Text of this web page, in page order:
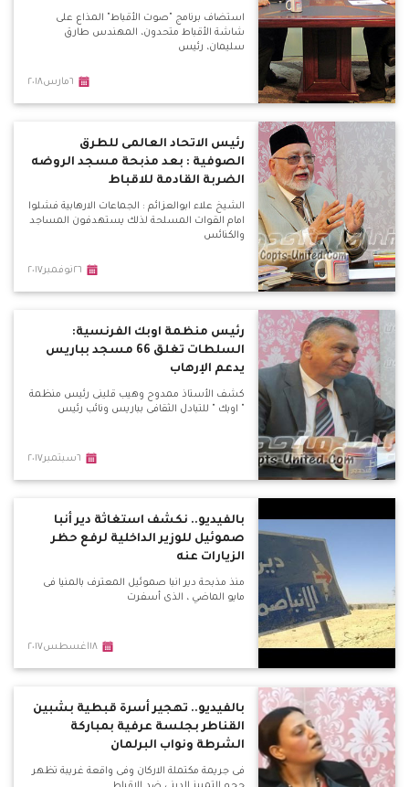
استضاف برنامج "صوت الأقباط" المذاع على
شاشة الأقباط متحدون، المهندس طارق
سليمان، رئيس
٦مارس٢٠١٨
رئيس الاتحاد العالمى للطرق
الصوفية : بعد مذبحة مسجد الروضه
الضربة القادمة للاقباط
الشيخ علاء ابوالعزائم : الجماعات الارهابية فشلوا
امام القوات المسلحة لذلك يستهدفون المساجد
والكنائس
٢٦نوفمبر٢٠١٧
رئيس منظمة اوبك الفرنسية:
السلطات تغلق 66 مسجد بباريس
يدعم الإرهاب
كشف الأستاذ ممدوح وهيب قلينى رئيس منظمة
" اوبك " للتبادل الثقافى بباريس ونائب رئيس
٦سبتمبر٢٠١٧
بالفيديو.. نكشف استغاثة دير أنبا
صموئيل للوزير الداخلية لرفع حظر
الزيارات عنه
منذ مذبحة دير انبا صموئيل المعترف بالمنيا فى
مايو الماضي ، الذى أسفرت
١٨اغسطس٢٠١٧
بالفيديو.. تهجير أسرة قبطية بشبين
القناطر بجلسة عرفية بمباركة
الشرطة ونواب البرلمان
فى جريمة مكتملة الاركان وفى واقعة غريبة تظهر